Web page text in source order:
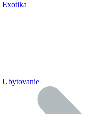
Exotika
Ubytovanie